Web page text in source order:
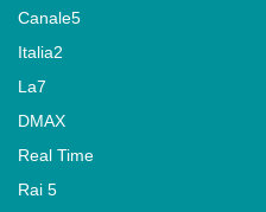
Canale5
Italia2
La7
DMAX
Real Time
Rai 5